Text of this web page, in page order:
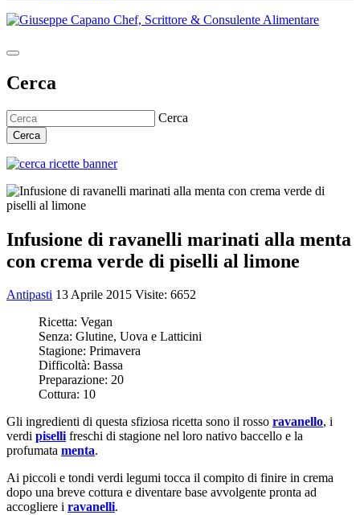
Cerca
Cerca
Cerca
Infusione di ravanelli marinati alla menta
con crema verde di piselli al limone
Antipasti 13 Aprile 2015 Visite: 6652
Ricetta: Vegan
Senza: Glutine, Uova e Latticini
Stagione: Primavera
Difficoltà: Bassa
Preparazione: 20
Cottura: 10
Gli ingredienti di questa sfiziosa ricetta sono il rosso ravanello, i
verdi pisellifreschi di stagione nel loro nativo baccello e la
profumata menta.
Ai piccoli e tondi verdi legumi tocca il compito di finire in crema
dopo una breve cottura e diventare base avvolgente pronta ad
accogliere i ravanelli.